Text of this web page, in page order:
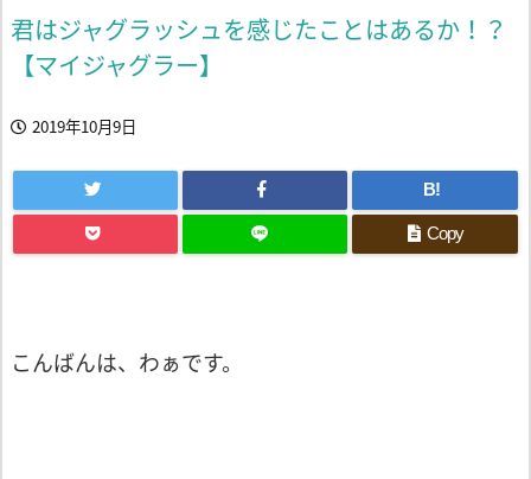
君はジャグラッシュを感じたことはあるか！？
【マイジャグラー】
2019年10月9日
B!
Copy
こんばんは、わぁです。